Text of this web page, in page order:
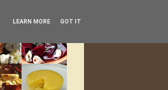
LEARN MORE GOT IT